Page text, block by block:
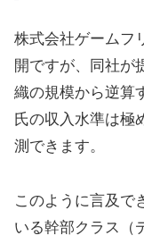
株式会社ゲームフ
開ですが、同社が
織の規模から逆算
氏の収入水準は極
測できます。
このように言及で
いる幹部クラス（